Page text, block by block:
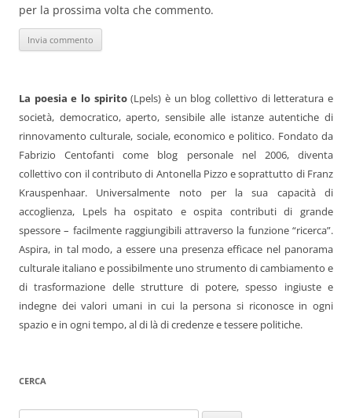
per la prossima volta che commento.
La poesia e lo spirito(Lpels) è un blog collettivo di letteratura e
società, democratico, aperto, sensibile alle istanze autentiche di
rinnovamento culturale, sociale, economico e politico. Fondato da
Fabrizio Centofanti come blog personale nel 2006, diventa
collettivo con il contributo di Antonella Pizzo e soprattutto di Franz
Krauspenhaar. Universalmente noto per la sua capacità di
accoglienza, Lpels ha ospitato e ospita contributi di grande
spessore – facilmente raggiungibili attraverso la funzione “ricerca”.
Aspira, in tal modo, a essere una presenza efficace nel panorama
culturale italiano e possibilmente uno strumento di cambiamento e
di trasformazione delle strutture di potere, spesso ingiuste e
indegne dei valori umani in cui la persona si riconosce in ogni
spazio e in ogni tempo, al di là di credenze e tessere politiche.
CERCA